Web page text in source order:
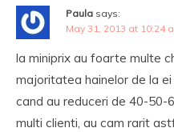
Paula says:
May 31, 2013 at 10:24
la miniprix au foarte multe
majoritatea hainelor de la
cand au reduceri de 40-50-
multi clienti, au cam rarit